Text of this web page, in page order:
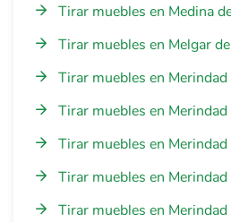
Tirar muebles en Medina
Tirar muebles en Melgar
Tirar muebles en
Tirar muebles en
Tirar muebles en
Tirar muebles en
Tirar muebles en